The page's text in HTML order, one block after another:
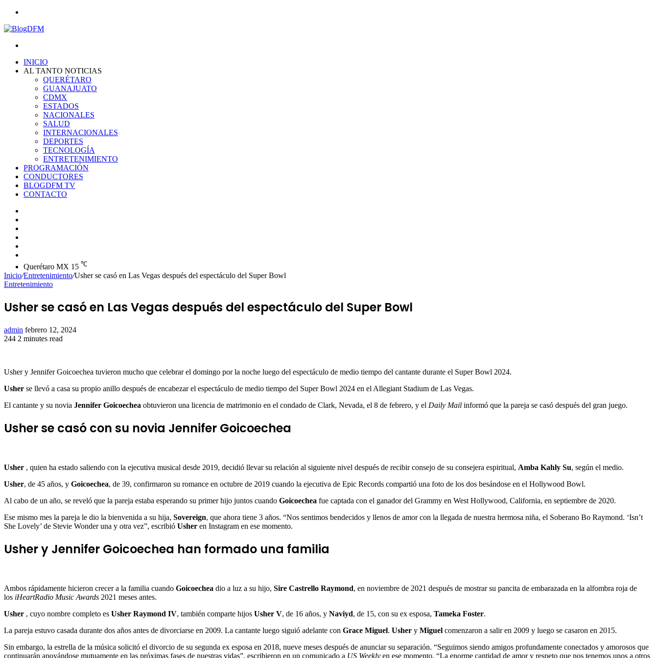
INICIO
AL TANTO NOTICIAS
QUERÉTARO
GUANAJUATO
CDMX
ESTADOS
NACIONALES
SALUD
INTERNACIONALES
DEPORTES
TECNOLOGÍA
ENTRETENIMIENTO
PROGRAMACIÓN
CONDUCTORES
BLOGDFM TV
CONTACTO
Querétaro MX 15 ℃
Inicio/Entretenimiento/Usher se casó en Las Vegas después del espectáculo del Super Bowl
Entretenimiento
Usher se casó en Las Vegas después del espectáculo del Super Bowl
admin Send
an
febrero 12, 2024
244 2 minutes read
Usher y Jennifer Goicoechea tuvieron mucho que celebrar el domingo por la noche luego del espectáculo de medio tiempo del cantante durante el Super Bowl 2024.
Usher se llevó a casa su propio anillo después de encabezar el espectáculo de medio tiempo del Super Bowl 2024 en el Allegiant Stadium de Las Vegas.
El cantante y su novia Jennifer Goicoechea obtuvieron una licencia de matrimonio en el condado de Clark, Nevada, el 8 de febrero, y el Daily Mail informó que la pareja se casó después del gran juego.
Usher se casó con su novia Jennifer Goicoechea
Usher , quien ha estado saliendo con la ejecutiva musical desde 2019, decidió llevar su relación al siguiente nivel después de recibir consejo de su consejera espiritual, Amba Kahly Su, según el medio.
Usher, de 45 años, y Goicoechea, de 39, confirmaron su romance en octubre de 2019 cuando la ejecutiva de Epic Records compartió una foto de los dos besándose en el Hollywood Bowl.
Al cabo de un año, se reveló que la pareja estaba esperando su primer hijo juntos cuando Goicoechea fue captada con el ganador del Grammy en West Hollywood, California, en septiembre de 2020.
Ese mismo mes la pareja le dio la bienvenida a su hija, Sovereign, que ahora tiene 3 años. “Nos sentimos bendecidos y llenos de amor con la llegada de nuestra hermosa niña, el Soberano Bo Raymond. ‘Isn’t
She Lovely’ de Stevie Wonder una y otra vez”, escribió Usher en Instagram en ese momento.
Usher y Jennifer Goicoechea han formado una familia
Ambos rápidamente hicieron crecer a la familia cuando Goicoechea dio a luz a su hijo, Sire Castrello Raymond, en noviembre de 2021 después de mostrar su pancita de embarazada en la alfombra roja de
los iHeartRadio Music Awards 2021 meses antes.
Usher , cuyo nombre completo es Usher Raymond IV, también comparte hijos Usher V, de 16 años, y Naviyd, de 15, con su ex esposa, Tameka Foster.
La pareja estuvo casada durante dos años antes de divorciarse en 2009. La cantante luego siguió adelante con Grace Miguel. Usher y Miguel comenzaron a salir en 2009 y luego se casaron en 2015.
Sin embargo, la estrella de la música solicitó el divorcio de su segunda ex esposa en 2018, nueve meses después de anunciar su separación. “Seguimos siendo amigos profundamente conectados y amorosos que
continuarán apoyándose mutuamente en las próximas fases de nuestras vidas”, escribieron en un comunicado a US Weekly en ese momento. “La enorme cantidad de amor y respeto que nos tenemos unos a otros